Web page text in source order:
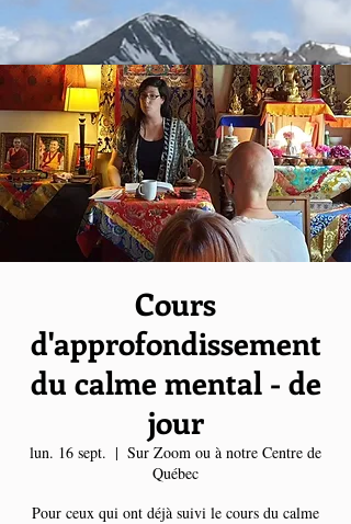
Cours
d'approfondissement
du calme mental - de
jour
lun. 16 sept.
  |
Sur Zoom ou à notre Centre de
Québec
Pour ceux qui ont déjà suivi le cours du calme